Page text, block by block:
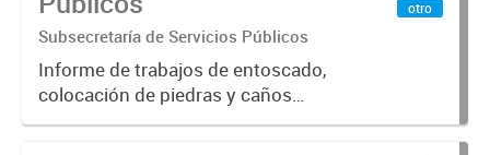
Subsecretaría de Servicios Públicos
Informe de trabajos de entoscado,
colocación de piedras y caños
(zanjeo - cruce de calles) Informe
otro